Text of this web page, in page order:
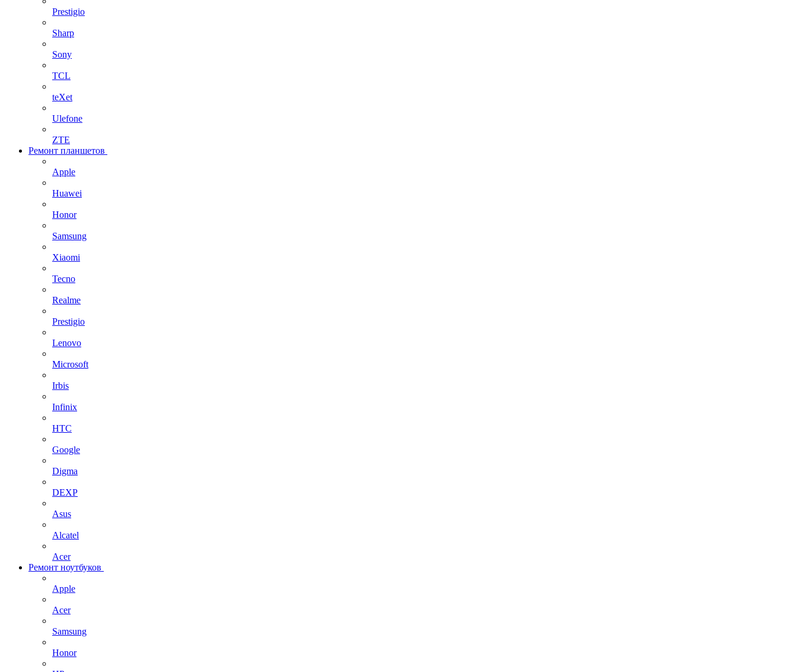
Prestigio
Sharp
Sony
TCL
teXet
Ulefone
ZTE
Ремонт планшетов
Apple
Huawei
Honor
Samsung
Xiaomi
Tecno
Realme
Prestigio
Lenovo
Microsoft
Irbis
Infinix
HTC
Google
Digma
DEXP
Asus
Alcatel
Acer
Ремонт ноутбуков
Apple
Acer
Samsung
Honor